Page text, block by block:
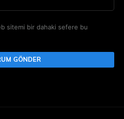
sitemi bir dahaki sefere bu